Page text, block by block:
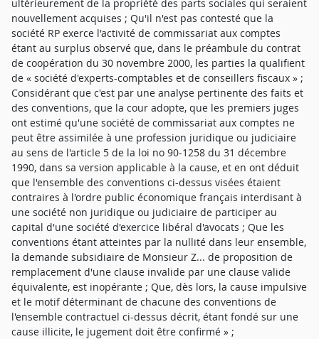
ultérieurement de la propriété des parts sociales qui seraient
nouvellement acquises ; Qu'il n'est pas contesté que la
société RP exerce l'activité de commissariat aux comptes
étant au surplus observé que, dans le préambule du contrat
de coopération du 30 novembre 2000, les parties la qualifient
de « société d'experts-comptables et de conseillers fiscaux » ;
Considérant que c'est par une analyse pertinente des faits et
des conventions, que la cour adopte, que les premiers juges
ont estimé qu'une société de commissariat aux comptes ne
peut être assimilée à une profession juridique ou judiciaire
au sens de l'article 5 de la loi no 90-1258 du 31 décembre
1990, dans sa version applicable à la cause, et en ont déduit
que l'ensemble des conventions ci-dessus visées étaient
contraires à l'ordre public économique français interdisant à
une société non juridique ou judiciaire de participer au
capital d'une société d'exercice libéral d'avocats ; Que les
conventions étant atteintes par la nullité dans leur ensemble,
la demande subsidiaire de Monsieur Z... de proposition de
remplacement d'une clause invalide par une clause valide
équivalente, est inopérante ; Que, dès lors, la cause impulsive
et le motif déterminant de chacune des conventions de
l'ensemble contractuel ci-dessus décrit, étant fondé sur une
cause illicite, le jugement doit être confirmé » ;